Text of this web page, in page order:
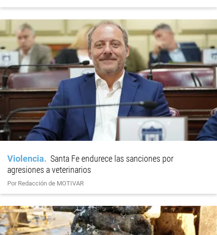
Violencia
Santa Fe endurece las sanciones por
agresiones a veterinarios
Por Redacción de MOTIVAR